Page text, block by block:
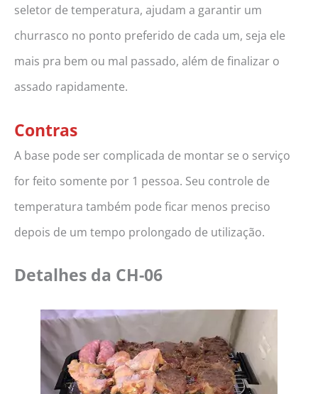
seletor de temperatura, ajudam a garantir um
churrasco no ponto preferido de cada um, seja ele
mais pra bem ou mal passado, além de finalizar o
assado rapidamente.
Contras
A base pode ser complicada de montar se o serviço
for feito somente por 1 pessoa. Seu controle de
temperatura também pode ficar menos preciso
depois de um tempo prolongado de utilização.
Detalhes da CH-06